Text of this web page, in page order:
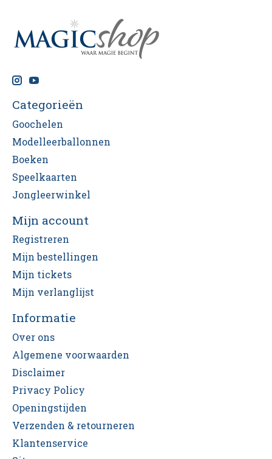
Categorieën
Goochelen
Modelleerballonnen
Boeken
Speelkaarten
Jongleerwinkel
Mijn account
Registreren
Mijn bestellingen
Mijn tickets
Mijn verlanglijst
Informatie
Over ons
Algemene voorwaarden
Disclaimer
Privacy Policy
Openingstijden
Verzenden & retourneren
Klantenservice